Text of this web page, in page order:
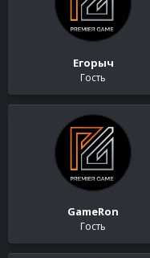
Егорыч
Гость
GameRon
Гость